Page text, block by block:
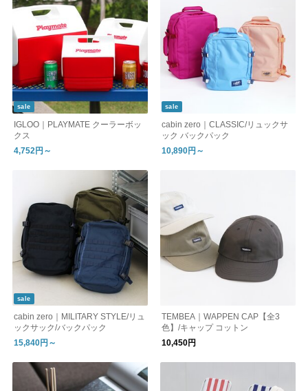
sale
IGLOO｜PLAYMATE クーラーボッ
クス
4,752円～
sale
cabin zero｜CLASSIC/リュックサ
ック バックパック
10,890円～
sale
cabin zero｜MILITARY STYLE/リュ
ックサック/バックパック
15,840円～
TEMBEA｜WAPPEN CAP【全3
色】/キャップ コットン
10,450円